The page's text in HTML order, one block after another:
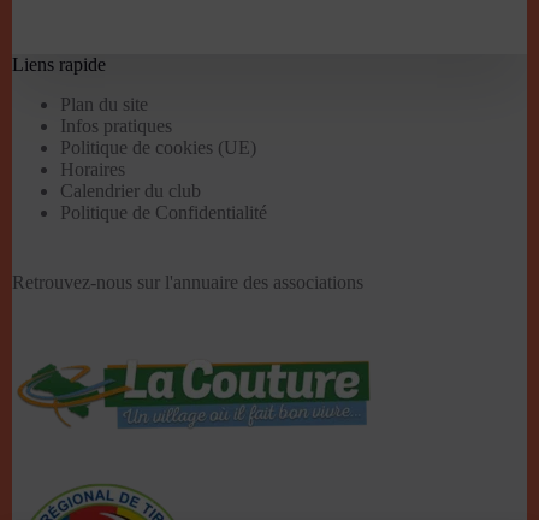
Liens rapide
Plan du site
Infos pratiques
Politique de cookies (UE)
Horaires
Calendrier du club
Politique de Confidentialité
Retrouvez-nous sur l'annuaire des associations